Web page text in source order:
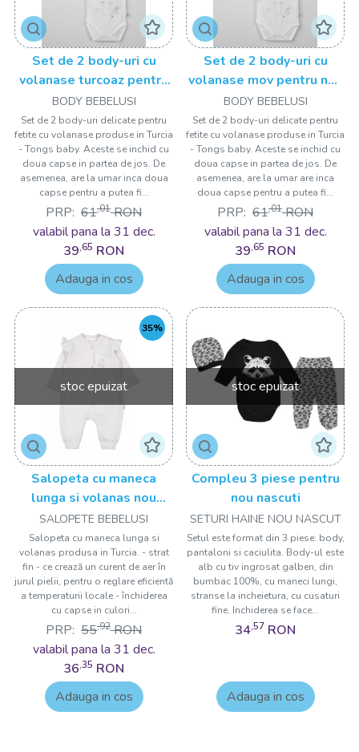
Set de 2 body-uri cu
volanase turcoaz pentru
nou nascuti, Tongs baby
BODY BEBELUSI
Set de 2 body-uri delicate pentru
fetite cu volanase produse in Turcia
- Tongs baby. Aceste se inchid cu
doua capse in partea de jos. De
asemenea, are la umar inca doua
capse pentru a putea fi...
PRP: 61,01 RON
valabil pana la 31 dec.
39,65 RON
Adauga in cos
Set de 2 body-uri cu
volanase mov pentru nou
nascuti, Tongs baby
BODY BEBELUSI
Set de 2 body-uri delicate pentru
fetite cu volanase produse in Turcia
- Tongs baby. Aceste se inchid cu
doua capse in partea de jos. De
asemenea, are la umar are inca
doua capse pentru a putea fi...
PRP: 61,01 RON
valabil pana la 31 dec.
39,65 RON
Adauga in cos
stoc epuizat
35%
Salopeta cu maneca
lunga si volanas nou
nascut SOMON, Tongs
baby
SALOPETE BEBELUSI
Salopeta cu maneca lunga si
volanas produsa in Turcia. - strat
fin - ce crează un curent de aer în
jurul pielii, pentru o reglare eficientă
a temperaturii locale - închiderea
cu capse in culori...
PRP: 55,92 RON
valabil pana la 31 dec.
36,35 RON
Adauga in cos
stoc epuizat
Compleu 3 piese pentru
nou nascuti
SETURI HAINE NOU NASCUT
Setul este format din 3 piese: body,
pantaloni si caciulita. Body-ul este
alb cu tiv ingrosat galben, din
bumbac 100%, cu maneci lungi,
stranse la incheietura, cu cusaturi
fine. Inchiderea se face...
34,57 RON
Adauga in cos